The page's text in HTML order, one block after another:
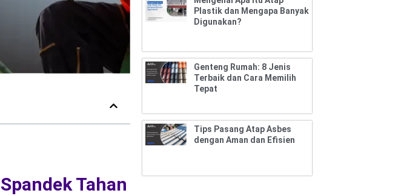
Tahan
Plastik dan Mengapa Banyak
Digunakan?
Genteng Rumah: 8 Jenis
Terbaik dan Cara Memilih
Tepat
Tips Pasang Atap Asbes
dengan Aman dan Efisien